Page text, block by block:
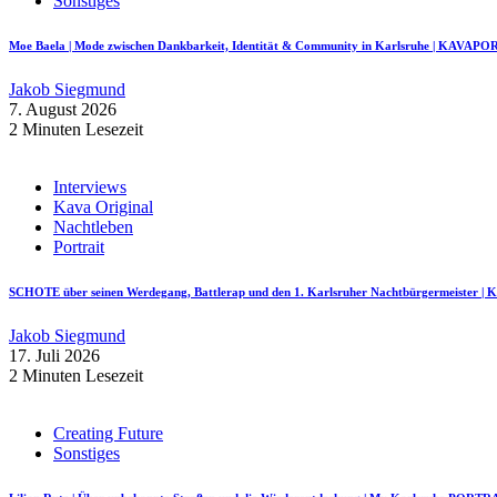
Moe Baela | Mode zwischen Dankbarkeit, Identität & Community in Karlsruhe |
Jakob Siegmund
7. August 2026
2 Minuten Lesezeit
Interviews
Kava Original
Nachtleben
Portrait
SCHOTE über seinen Werdegang, Battlerap und den 1. Karlsruher Nachtbürgermeister |
Jakob Siegmund
17. Juli 2026
2 Minuten Lesezeit
Creating Future
Sonstiges